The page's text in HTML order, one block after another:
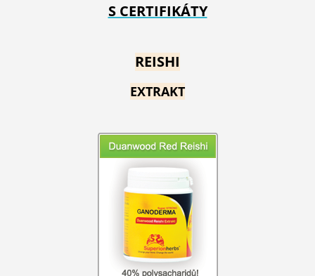
S CERTIFIKÁTY
REISHI
EXTRAKT